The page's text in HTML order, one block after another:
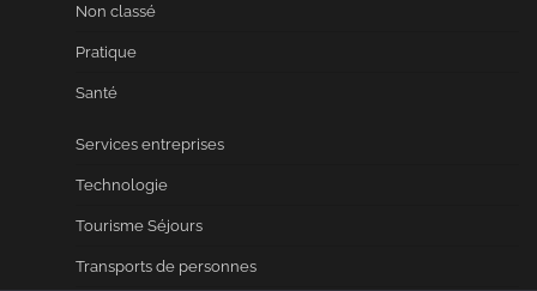
Non classé
Pratique
Santé
Services entreprises
Technologie
Tourisme Séjours
Transports de personnes